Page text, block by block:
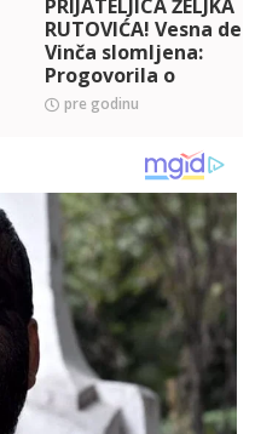
PRIJATELJICA ŽELJKA
RUTOVIĆA! Vesna de
Vinča slomljena:
Progovorila o
njegovom braku sa
Mirjanom: Do
trenutka je... (FOT
pre godinu